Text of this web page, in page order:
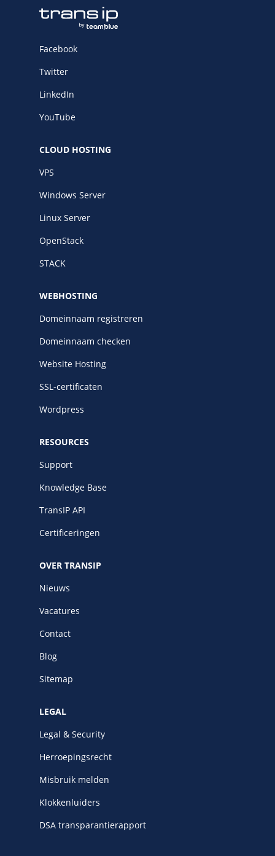
Facebook
Twitter
LinkedIn
YouTube
CLOUD HOSTING
VPS
Windows Server
Linux Server
OpenStack
STACK
WEBHOSTING
Domeinnaam registreren
Domeinnaam checken
Website Hosting
SSL-certificaten
Wordpress
RESOURCES
Support
Knowledge Base
TransIP API
Certificeringen
OVER TRANSIP
Nieuws
Vacatures
Contact
Blog
Sitemap
LEGAL
Legal & Security
Herroepingsrecht
Misbruik melden
Klokkenluiders
DSA transparantierapport